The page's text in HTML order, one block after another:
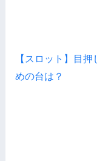
【スロット】目
めの台は？